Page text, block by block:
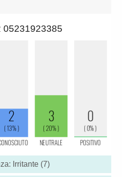
05231923385
Irritante (7)